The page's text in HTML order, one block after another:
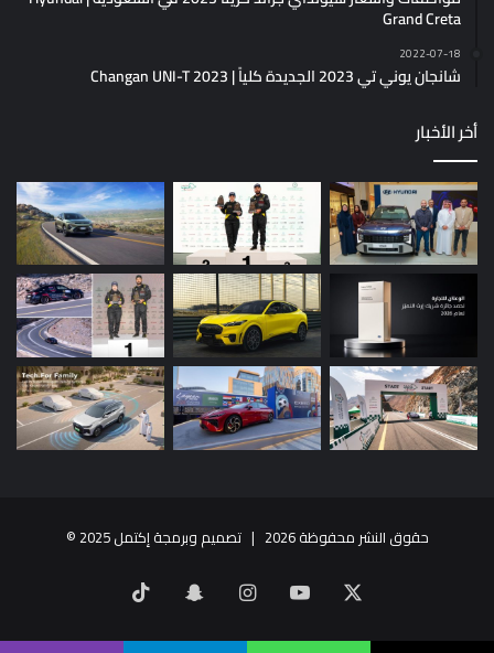
Grand Creta
2022-07-18
شانجان يوني تي 2023 الجديدة كلياً | Changan UNI-T 2023
أخر الأخبار
حقوق النشر محفوظة 2026 | تصميم وبرمجة إكتمل 2025 ©
يوتيوب انستقرام سناب
تشات